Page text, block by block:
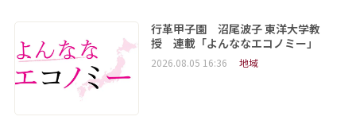
行革甲子園 沼尾波子 東洋大学教
授 連載「よんななエコノミー」
2026.08.05 16:36 地域